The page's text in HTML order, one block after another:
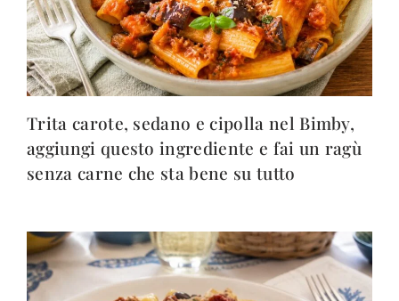
Trita carote, sedano e cipolla nel Bimby,
aggiungi questo ingrediente e fai un ragù
senza carne che sta bene su tutto